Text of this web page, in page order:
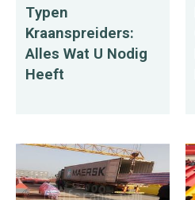
Typen
Kraanspreiders:
Alles Wat U Nodig
Heeft